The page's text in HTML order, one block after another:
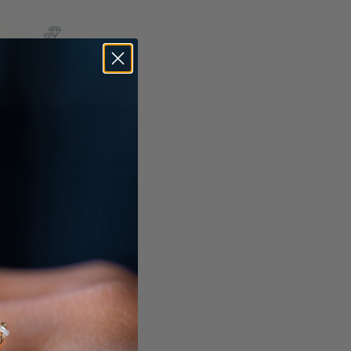
zwarte
& BTW